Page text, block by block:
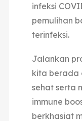
infeksi
pemulihan
terinfeksi.
Jalankan
kita berada
sehat serta
immune
berkhasiat